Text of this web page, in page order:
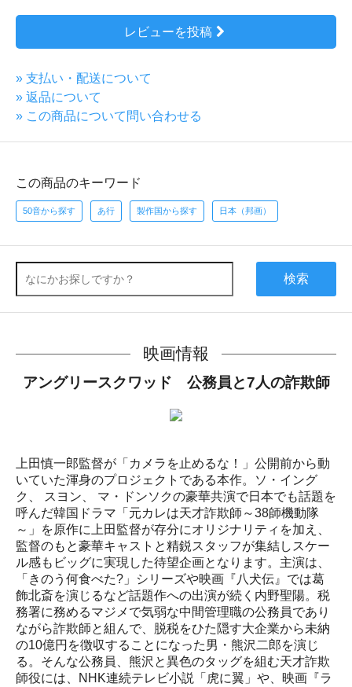
レビューを投稿
» 支払い・配送について
» 返品について
» この商品について問い合わせる
この商品のキーワード
50音から探す あ行 製作国から探す 日本（邦画）
検索
映画情報
アングリースクワッド 公務員と7人の詐欺師
上田慎一郎監督が「カメラを止めるな！」公開前から動
いていた渾身のプロジェクトである本作。ソ・イング
ク、 スヨン、 マ・ドンソクの豪華共演で日本でも話題を
呼んだ韓国ドラマ「元カレは天才詐欺師～38師機動隊
～」を原作に上田監督が存分にオリジナリティを加え、
監督のもと豪華キャストと精鋭スタッフが集結しスケー
ル感もビッグに実現した待望企画となります。主演は、
「きのう何食べた?」シリーズや映画『八犬伝』では葛
飾北斎を演じるなど話題作への出演が続く内野聖陽。税
務署に務めるマジメで気弱な中間管理職の公務員であり
ながら詐欺師と組んで、脱税をひた隠す大企業から未納
の10億円を徴収することになった男・熊沢二郎を演じ
る。そんな公務員、熊沢と異色のタッグを組む天才詐欺
師役には、NHK連続テレビ小説「虎に翼」や、映画『ラ